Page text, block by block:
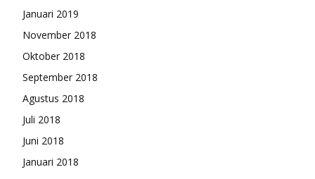
Januari 2019
November 2018
Oktober 2018
September 2018
Agustus 2018
Juli 2018
Juni 2018
Januari 2018